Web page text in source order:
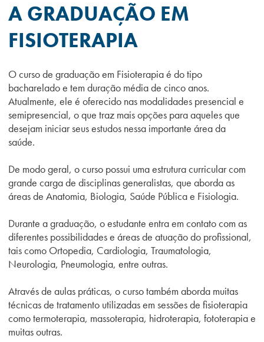
A GRADUAÇÃO EM
FISIOTERAPIA
O curso de graduação em Fisioterapia é do tipo
bacharelado e tem duração média de cinco anos.
Atualmente, ele é oferecido nas modalidades presencial e
semipresencial, o que traz mais opções para aqueles que
desejam iniciar seus estudos nessa importante área da
saúde.
De modo geral, o curso possui uma estrutura curricular com
grande carga de disciplinas generalistas, que aborda as
áreas de Anatomia, Biologia, Saúde Pública e Fisiologia.
Durante a graduação, o estudante entra em contato com as
diferentes possibilidades e áreas de atuação do profissional,
tais como Ortopedia, Cardiologia, Traumatologia,
Neurologia, Pneumologia, entre outras.
Através de aulas práticas, o curso também aborda muitas
técnicas de tratamento utilizadas em sessões de fisioterapia
como termoterapia, massoterapia, hidroterapia, fototerapia e
muitas outras.